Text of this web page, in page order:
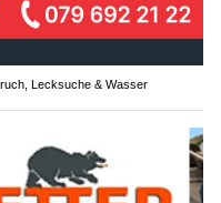
Lecksuche & Wasser